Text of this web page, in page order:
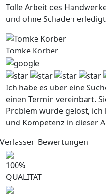
Tolle Arbeit des
und ohne Schaden
Tomke Korber
Ich habe es uber eine
einen Termin vereinbart.
Problem wurde gelost,
und Kompetenz in dieser
Verlassen Bewertungen
100%
QUALITÄT